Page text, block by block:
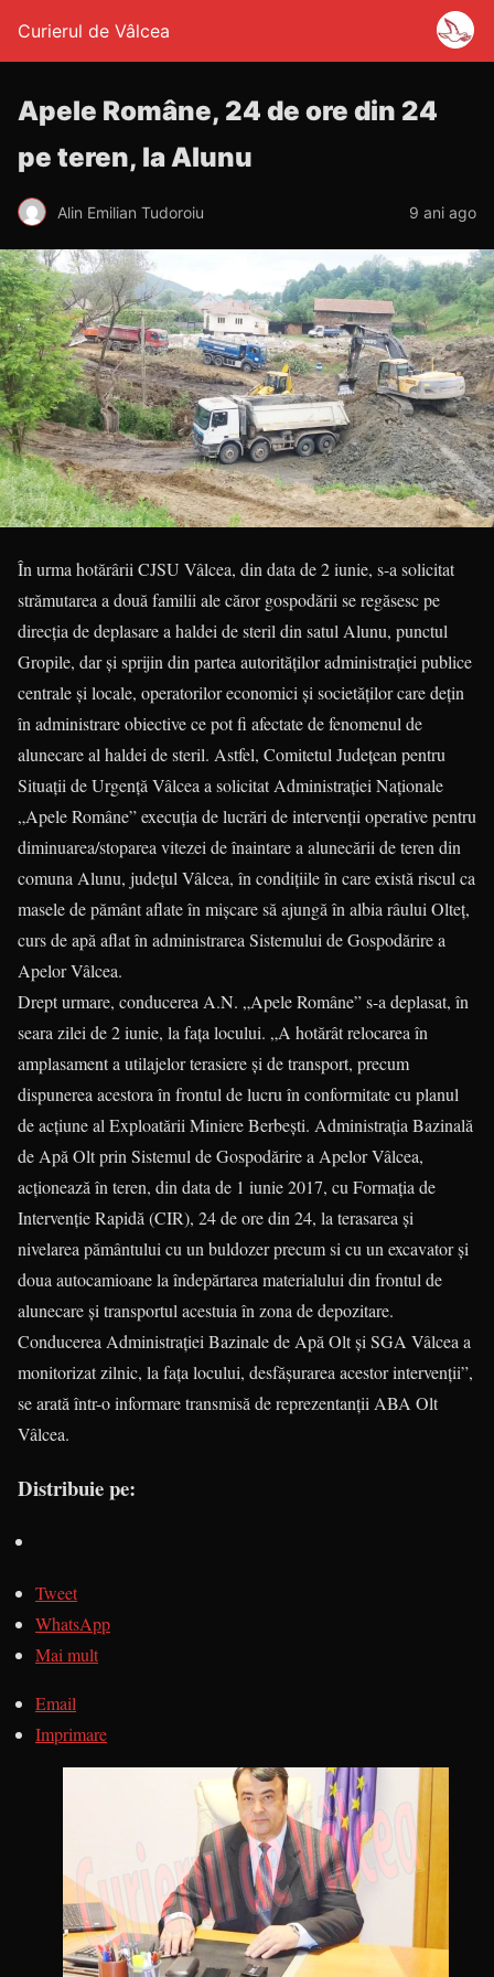
Curierul de Vâlcea
Apele Române, 24 de ore din 24
pe teren, la Alunu
Alin Emilian Tudoroiu 9 ani ago
În urma hotărârii CJSU Vâlcea, din data de 2 iunie, s-a solicitat
strămutarea a două familii ale căror gospodării se regăsesc pe
direcția de deplasare a haldei de steril din satul Alunu, punctul
Gropile, dar și sprijin din partea autorităților administrației publice
centrale și locale, operatorilor economici și societăților care dețin
în administrare obiective ce pot fi afectate de fenomenul de
alunecare al haldei de steril. Astfel, Comitetul Județean pentru
Situații de Urgență Vâlcea a solicitat Administrației Naționale
„Apele Române” execuția de lucrări de intervenții operative pentru
diminuarea/stoparea vitezei de înaintare a alunecării de teren din
comuna Alunu, județul Vâlcea, în condițiile în care există riscul ca
masele de pământ aflate în mișcare să ajungă în albia râului Olteț,
curs de apă aflat în administrarea Sistemului de Gospodărire a
Apelor Vâlcea.
Drept urmare, conducerea A.N. „Apele Române” s-a deplasat, în
seara zilei de 2 iunie, la fața locului. „A hotărât relocarea în
amplasament a utilajelor terasiere și de transport, precum
dispunerea acestora în frontul de lucru în conformitate cu planul
de acțiune al Exploatării Miniere Berbești. Administrația Bazinală
de Apă Olt prin Sistemul de Gospodărire a Apelor Vâlcea,
acționează în teren, din data de 1 iunie 2017, cu Formația de
Intervenție Rapidă (CIR), 24 de ore din 24, la terasarea și
nivelarea pământului cu un buldozer precum si cu un excavator și
doua autocamioane la îndepărtarea materialului din frontul de
alunecare și transportul acestuia în zona de depozitare.
Conducerea Administrației Bazinale de Apă Olt și SGA Vâlcea a
monitorizat zilnic, la fața locului, desfășurarea acestor intervenții”,
se arată într-o informare transmisă de reprezentanții ABA Olt
Vâlcea.
Distribuie pe:
Tweet
WhatsApp
Mai mult
Email
Imprimare